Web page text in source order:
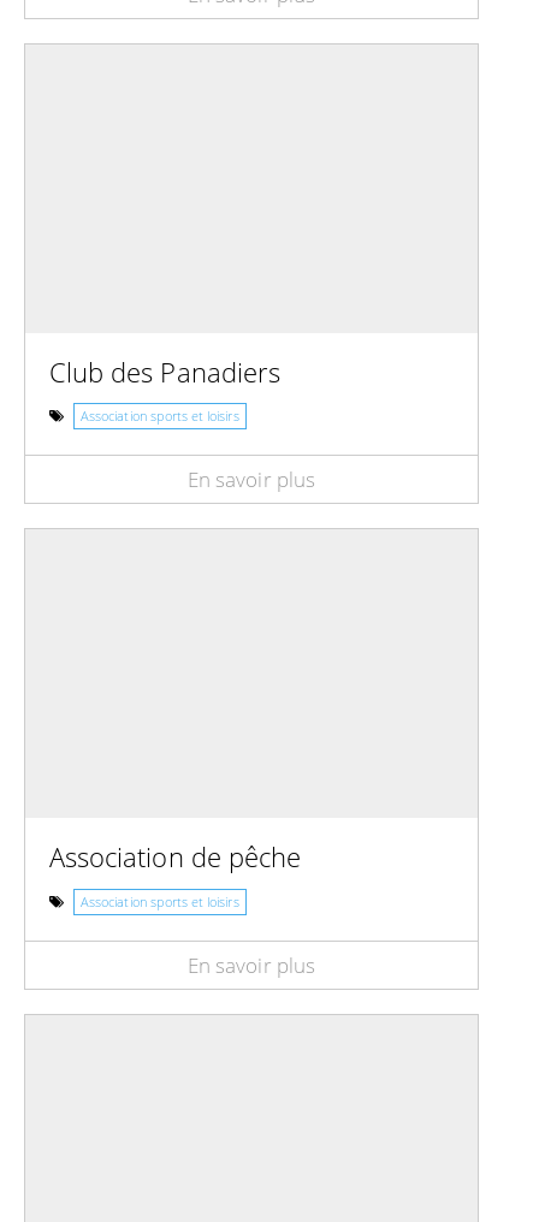
Club des Panadiers
Association sports et loisirs
En savoir plus
Association de pêche
Association sports et loisirs
En savoir plus